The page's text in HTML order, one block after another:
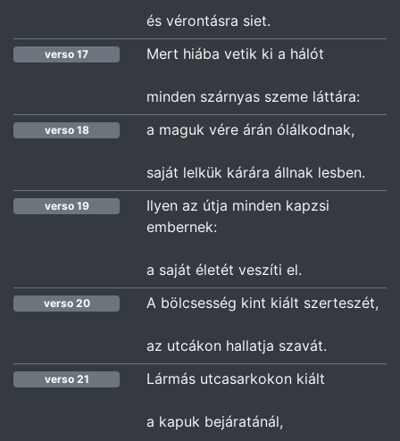
és vérontásra siet.
verso 17 Mert hiába vetik ki a hálót
minden szárnyas szeme láttára:
verso 18 a maguk vére árán ólálkodnak,
saját lelkük kárára állnak lesben.
verso 19
Ilyen az útja minden kapzsi
embernek:
a saját életét veszíti el.
verso 20 A bölcsesség kint kiált szerteszét,
az utcákon hallatja szavát.
verso 21 Lármás utcasarkokon kiált
a kapuk bejáratánál,